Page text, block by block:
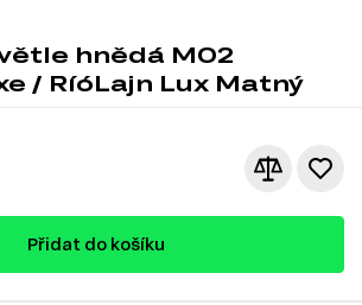
hnědá M02
/ RíóLajn Lux Matný
Přidat do košíku